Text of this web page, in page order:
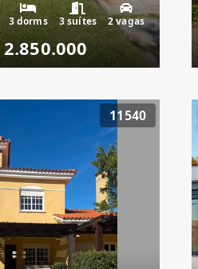
3 dorms 3 suítes 2 vagas
2.850.000
11540